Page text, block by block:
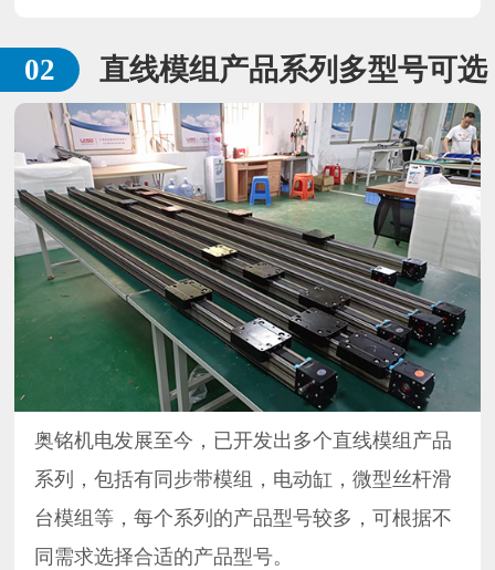
直线模组产品系列多型号可选
奥铭机电发展至今，已开发出多个直线模组产品
系列，包括有同步带模组，电动缸，微型丝杆滑
台模组等，每个系列的产品型号较多，可根据不
同需求选择合适的产品型号。